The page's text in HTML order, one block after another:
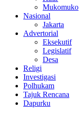
Mukomuko
Nasional
Jakarta
Advertorial
Eksekutif
Legislatif
Desa
Religi
Investigasi
Polhukam
Tajuk Rencana
Dapurku